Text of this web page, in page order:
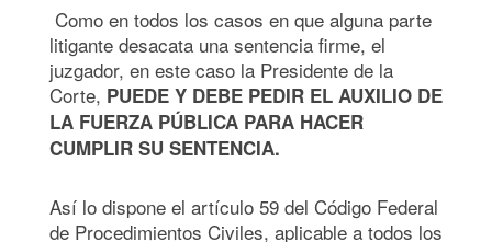
Como en todos los casos en que alguna parte
litigante desacata una sentencia firme, el
juzgador, en este caso la Presidente de la
Corte, PUEDE Y DEBE PEDIR EL AUXILIO DE
LA FUERZA PÚBLICA PARA HACER
CUMPLIR SU SENTENCIA.
Así lo dispone el artículo 59 del Código Federal
de Procedimientos Civiles, aplicable a todos los